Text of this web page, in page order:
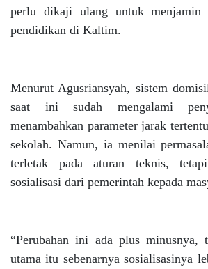
perlu dikaji ulang untuk menjamin
pendidikan di Kaltim.
Menurut Agusriansyah, sistem
saat ini sudah mengalami
menambahkan parameter jarak
sekolah. Namun, ia menilai
terletak pada aturan teknis,
sosialisasi dari pemerintah kepada
“Perubahan ini ada plus minusnya,
utama itu sebenarnya sosialisasinya